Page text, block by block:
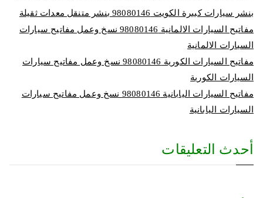
بنشر سيارات كبيرة الكويت 98080146‬ بنشر متنقل معدات ثقيلة
مفاتيح السيارات الالمانية 98080146‬ نسخ وعمل مفاتيح سيارات
السيارات الالمانية
مفاتيح السيارات الكورية 98080146‬ نسخ وعمل مفاتيح سيارات
السيارات الكورية
مفاتيح السيارات اليابانية 98080146‬ نسخ وعمل مفاتيح سيارات
السيارات اليابانية
أحدث التعليقات